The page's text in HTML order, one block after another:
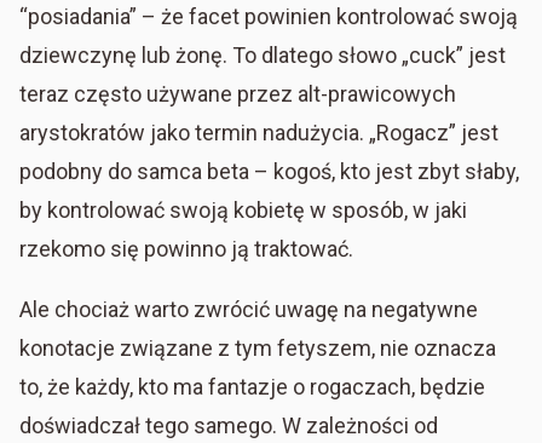
“posiadania” – że facet powinien kontrolować swoją
dziewczynę lub żonę. To dlatego słowo „cuck” jest
teraz często używane przez alt-prawicowych
arystokratów jako termin nadużycia. „Rogacz” jest
podobny do samca beta – kogoś, kto jest zbyt słaby,
by kontrolować swoją kobietę w sposób, w jaki
rzekomo się powinno ją traktować.
Ale chociaż warto zwrócić uwagę na negatywne
konotacje związane z tym fetyszem, nie oznacza
to, że każdy, kto ma fantazje o rogaczach, będzie
doświadczał tego samego. W zależności od